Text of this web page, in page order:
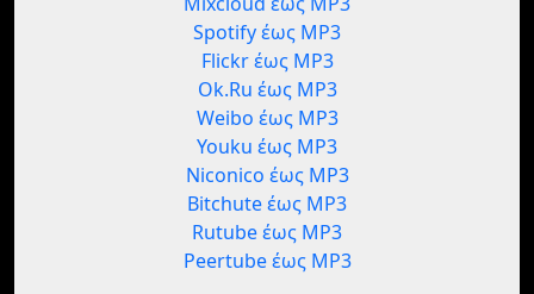
Spotify έως MP3
Flickr έως MP3
Ok.Ru έως MP3
Weibo έως MP3
Youku έως MP3
Niconico έως MP3
Bitchute έως MP3
Rutube έως MP3
Peertube έως MP3